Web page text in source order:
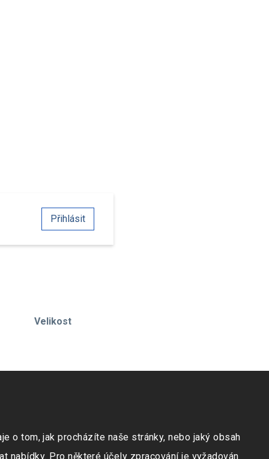
Přihlásit
Velikost
o tom, jak procházíte naše stránky, nebo jaký obsah
nabídky. Pro některé účely zpracování je vyžadován